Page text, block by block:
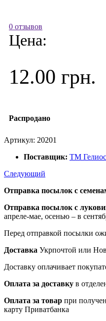
0 отзывов
Цена:
12.00 грн.
Распродано
Артикул: 20201
Поставщик: ТМ
Следующий
Отправка посылок с
Отправка посылок с
апреле-мае, осенью – в
Перед отправкой посылки
Доставка Укрпочтой или
Доставку оплачивает
Оплата за доставку в
Оплата за товар при
карту Приватбанка